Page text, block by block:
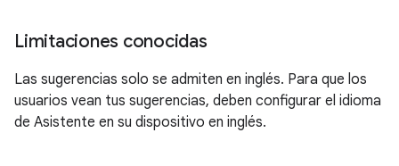
Limitaciones conocidas
Las sugerencias solo se admiten en inglés. Para que los
usuarios vean tus sugerencias, deben configurar el idioma
de Asistente en su dispositivo en inglés.